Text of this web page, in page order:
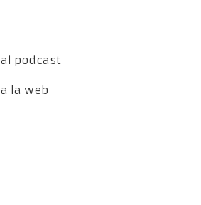
podcast
la web